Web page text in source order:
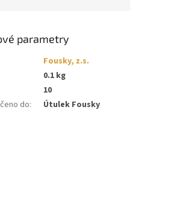
parametry
Fousky, z.s.
0.1 kg
10
do: Útulek Fousky